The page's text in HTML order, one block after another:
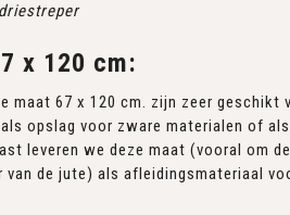
x 120 cm:
maat 67 x 120 cm. zijn zeer geschikt
opslag voor zware materialen of
leveren we deze maat (vooral om
van de jute) als afleidingsmateriaal